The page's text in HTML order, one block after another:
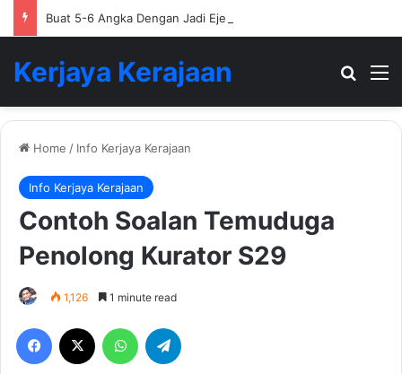
Buat 5-6 Angka Dengan Jadi Ejen Hartanah
Kerjaya Kerajaan
Home / Info Kerjaya Kerajaan
Info Kerjaya Kerajaan
Contoh Soalan Temuduga
Penolong Kurator S29
1,126 1 minute read
Facebook WhatsApp